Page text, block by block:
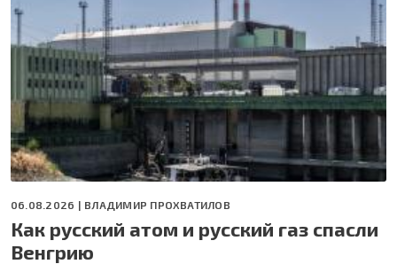
06.08.2026 | ВЛАДИМИР ПРОХВАТИЛОВ
Как русский атом и русский газ спасли
Венгрию